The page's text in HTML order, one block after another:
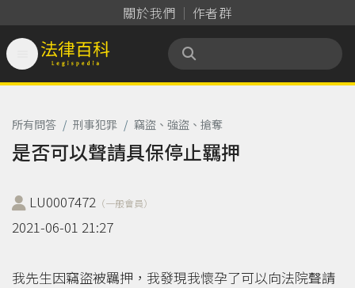
關於我們 作者群
法律百科 Legispedia
所有問答 / 刑事犯罪 / 竊盜、強盜、搶奪
是否可以聲請具保停止羈押
LU0007472 （一般會員）
2021-06-01 21:27
我先生因竊盜被羈押，我發現我懷孕了可以向法院聲請